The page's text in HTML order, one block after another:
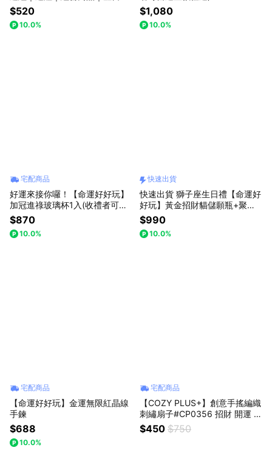
物｜禮物｜交換禮物
$520
10.0%
$1,080
10.0%
宅配商品
好運來接你囉！【命運好好玩】
加冠進祿玻璃杯1入(收禮者可自
選2色任選)
$870
10.0%
快速出貨
快速出貨 獅子座生日禮【命運好
好玩】黃金招財貓儲願瓶+聚財
加倍財神心咒墊(內含元寶+金條
+花生)
$990
10.0%
宅配商品
【命運好好玩】金運無限紅晶線
手鍊
$688
10.0%
宅配商品
【COZY PLUS+】創意手搖編織
刺繡扇子#CP0356 招財 開運 搞
怪 夏天 生日禮物 降溫 交換禮物
$450 $750